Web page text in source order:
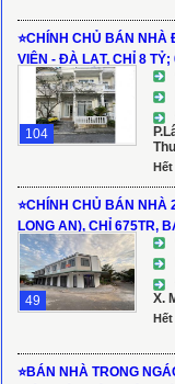
⭐️CHÍNH CHỦ BÁN NHÀ
VIÊN - ĐÀ LẠT, CHỈ 8
104
Hết
⭐️CHÍNH CHỦ BÁN
LONG AN), CHỈ 675TR,
49
X.
Hết
⭐️BÁN NHÀ TRONG